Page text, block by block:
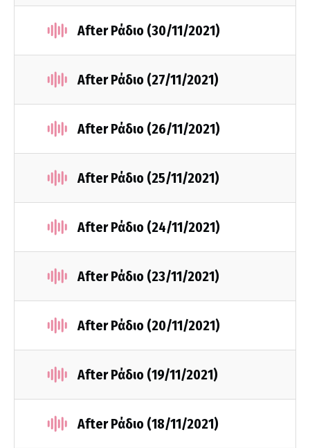
After Ράδιο (30/11/2021)
After Ράδιο (27/11/2021)
After Ράδιο (26/11/2021)
After Ράδιο (25/11/2021)
After Ράδιο (24/11/2021)
After Ράδιο (23/11/2021)
After Ράδιο (20/11/2021)
After Ράδιο (19/11/2021)
After Ράδιο (18/11/2021)